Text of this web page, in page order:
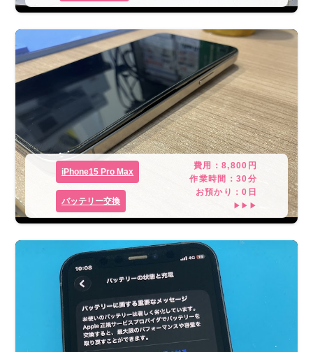
iPhone15 Pro Max
バッテリー交換
費用：8,800 円
作業時間： 30分
お預かり：0 日
▶▶▶